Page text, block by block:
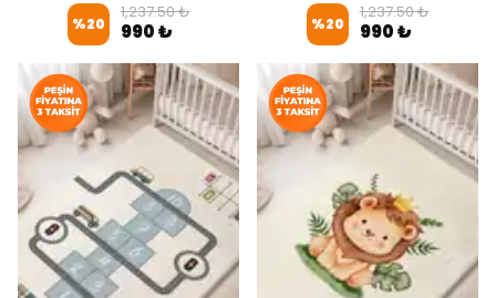
%20
1,237.50 ₺
990 ₺ %20
1,237.50 ₺
990 ₺